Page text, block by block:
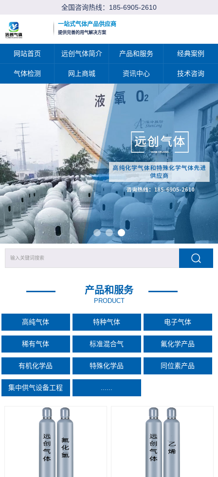
全国咨询热线： 185-6905-2610
一站式气体产品供应商
提供完善的用气解决方案
网站首页 远创气体简介 产品和服务 经典案例
气体检测 网上商城 资讯中心 技术咨询
产品和服务
PRODUCT
高纯气体 特种气体 电子气体
稀有气体 标准混合气 氟化学产品
有机化学品 特殊化学品 同位素产品
集中供气设备工程 ......